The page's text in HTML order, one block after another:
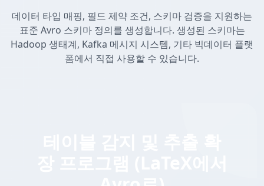
데이터 타입 매핑, 필드 제약 조건, 스키마 검증을 지원하는
표준 Avro 스키마 정의를 생성합니다. 생성된 스키마는
Hadoop 생태계, Kafka 메시지 시스템, 기타 빅데이터 플랫
폼에서 직접 사용할 수 있습니다.